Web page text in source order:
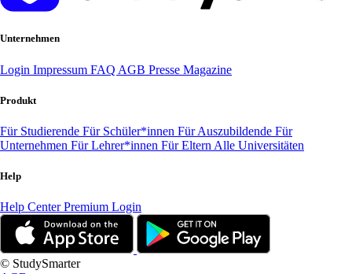
Unternehmen
Login Impressum FAQ AGB Presse Magazine
Produkt
Für Studierende Für Schüler*innen Für Auszubildende Für
Unternehmen Für Lehrer*innen Für Eltern Alle Universitäten
Help
Help CenterPremium Login
© StudySmarter